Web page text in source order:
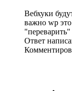
Вебхуки
важно wp
"переварить"
Ответ